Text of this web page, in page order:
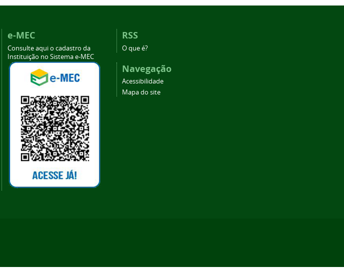
e-MEC
Consulte aqui o cadastro da
Instituição no Sistema e-MEC
RSS
O que é?
Navegação
Acessibilidade
Mapa do site